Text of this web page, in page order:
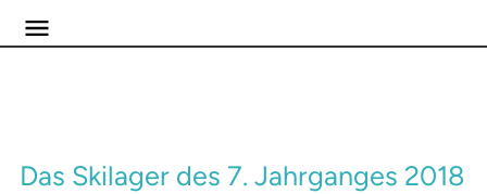
Das Skilager des 7. Jahrganges 2018